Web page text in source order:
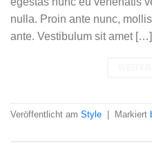
nulla. Proin ante nunc,
ante. Vestibulum sit amet […]
Veröffentlicht am Style Markiert